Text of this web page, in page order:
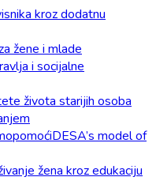
kroz dodatnu
žene i mlade
i socijalne
života starijih osoba
model of
žena kroz edukaciju